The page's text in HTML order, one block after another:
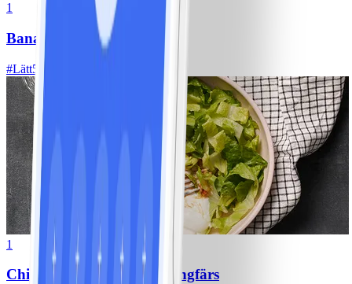
1
Bananpannkakor
#Lätt5 MIN
1
Chili con carne med kycklingfärs